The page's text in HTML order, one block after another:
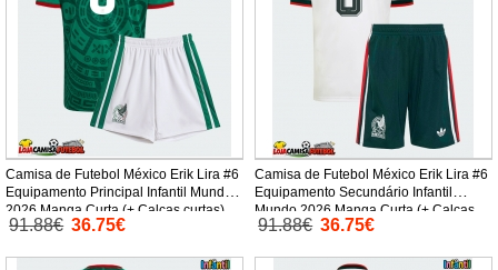
Camisa de Futebol México Erik Lira #6
Equipamento Principal Infantil Mundo
2026 Manga Curta (+ Calças curtas)
91.88€ 36.75€
Camisa de Futebol México Erik Lira #6
Equipamento Secundário Infantil
Mundo 2026 Manga Curta (+ Calças
curtas)
91.88€ 36.75€